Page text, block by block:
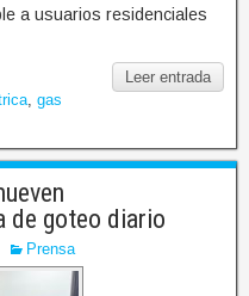
a usuarios residenciales
Leer entrada
gas
de goteo diario
Prensa